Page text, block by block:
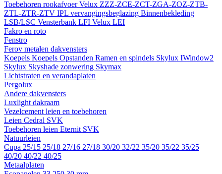
Toebehoren rookafvoerVelux ZZZ-ZCE-ZCT-ZGA-ZOZ-ZTB-
ZTL-ZTR-ZTV IPL vervangingsbeglazing Binnenbekleding
LSB/LSC Vensterbank LFI Velux LEI
Fakro en roto
Fenstro
Ferov metalen dakvensters
Koepels Koepels Opstanden Ramen en spindels Skylux IWindow2
Skylux Skyshade zonwering Skymax
Lichtstraten en verandaplaten
Pergolux
Andere dakvensters
Luxlight dakraam
Vezelcement leien en toebehoren
Leien Cedral SVK
Toebehoren leien Eternit SVK
Natuurleien
Cupa 25/15 25/18 27/16 27/18 30/20 32/22 35/20 35/22 35/25
40/20 40/22 40/25
Metaalplaten